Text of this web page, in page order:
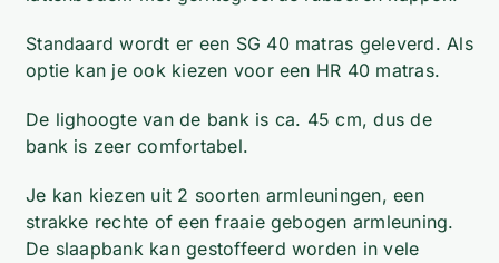
Standaard wordt er een SG 40 matras geleverd. Als
optie kan je ook kiezen voor een HR 40 matras.
De lighoogte van de bank is ca. 45 cm, dus de
bank is zeer comfortabel.
Je kan kiezen uit 2 soorten armleuningen, een
strakke rechte of een fraaie gebogen armleuning.
De slaapbank kan gestoffeerd worden in vele